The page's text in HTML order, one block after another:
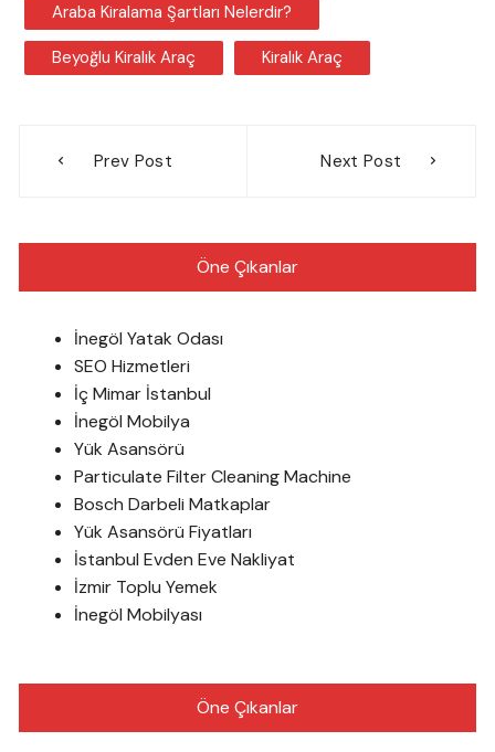
Araba Kiralama Şartları Nelerdir?
Beyoğlu Kiralık Araç Kiralık Araç
gezinmesi
Prev Post Next Post
Öne Çıkanlar
İnegöl Yatak Odası
SEO Hizmetleri
İç Mimar İstanbul
İnegöl Mobilya
Yük Asansörü
Particulate Filter Cleaning Machine
Bosch Darbeli Matkaplar
Yük Asansörü Fiyatları
İstanbul Evden Eve Nakliyat
İzmir Toplu Yemek
İnegöl Mobilyası
Öne Çıkanlar